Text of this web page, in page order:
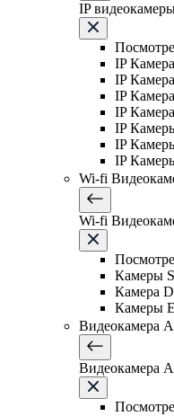
IP
IP
IP
IP
IP
IP
IP
IP
Wi-fi
Wi-fi
Камеры
Камера
Камеры
Видеокамера
Видеокамера